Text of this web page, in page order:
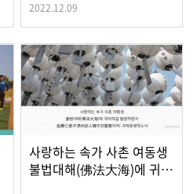
2022.12.09
사랑하는 속가 사촌 여동생
불법대해(佛法大海)에 귀…